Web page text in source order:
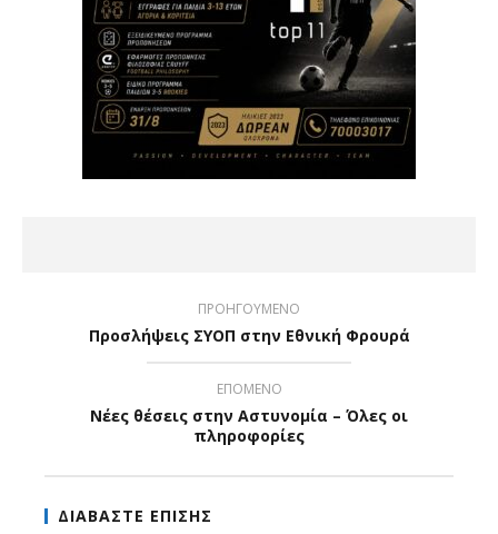
ΠΡΟΗΓΟΥΜΕΝΟ
Προσλήψεις ΣΥΟΠ στην Εθνική Φρουρά
ΕΠΟΜΕΝΟ
Νέες θέσεις στην Αστυνομία – Όλες οι
πληροφορίες
ΔΙΑΒΑΣΤΕ ΕΠΙΣΗΣ